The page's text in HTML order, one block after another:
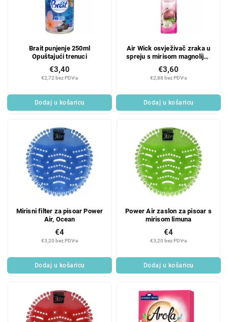
Brait punjenje 250ml
Opuštajući trenuci
€2,72 bez PDV-a
€3,40
Dodaj u košaricu
Air Wick osvježivač zraka u
spreju s mirisom magnolije i
cvjetova trešnje 300 ml
€2,88 bez PDV-a
€3,60
Dodaj u košaricu
Mirisni filter za pisoar Power
Air, Ocean
€3,20 bez PDV-a
€4
Dodaj u košaricu
Power Air zaslon za pisoar s
mirisom limuna
€3,20 bez PDV-a
€4
Dodaj u košaricu